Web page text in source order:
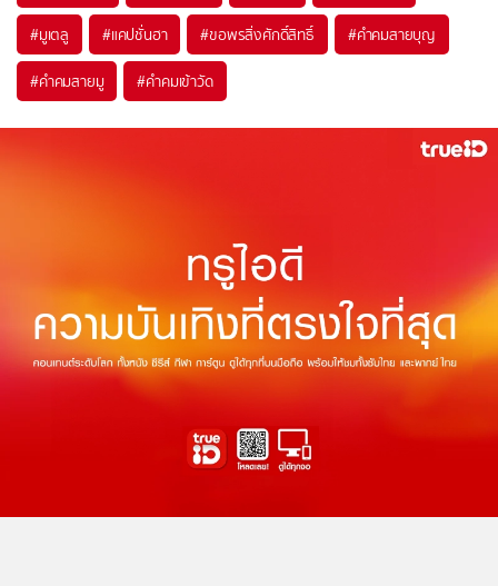
#มูเตลู #แคปชั่นฮา #ขอพรสิ่งศักดิ์สิทธิ์ #คำคมสายบุญ
#คำคมสายมู #คำคมเข้าวัด